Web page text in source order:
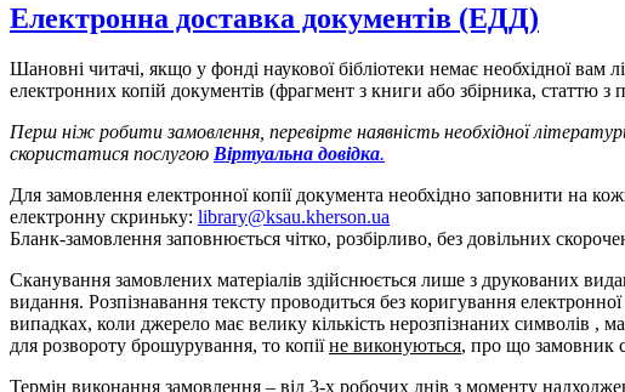
Електронна доставка документів (ЕДД)
Шановні читачі, якщо у фонді наукової бібліотеки немає необхідної
електронних копій документів (фрагмент з книги або збірника, статтю з
Перш ніж робити замовлення, перевірте наявність необхідної
скористатися послугою Віртуальна довідка.
Для замовлення електронної копії документа необхідно заповнити на
електронну скриньку: library@ksau.kherson.ua
Бланк-замовлення заповнюється чітко, розбірливо, без довільних
Сканування замовлених матеріалів здійснюється лише з друкованих
видання. Розпізнавання тексту проводиться без коригування
випадках, коли джерело має велику кількість нерозпізнаних символів ,
для розвороту брошурування, то копіїне виконуються, про що замовник
Термін виконання замовлення – від 3-х робочих днів з моменту